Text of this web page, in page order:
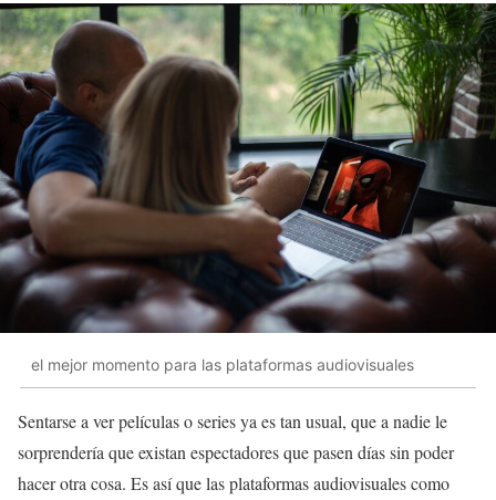
el mejor momento para las plataformas audiovisuales
Sentarse a ver películas o series ya es tan usual, que a nadie le
sorprendería que existan espectadores que pasen días sin poder
hacer otra cosa. Es así que las plataformas audiovisuales como